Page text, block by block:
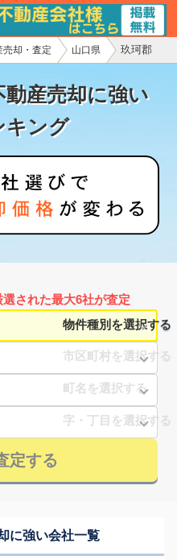
売却・査定 山口県 玖珂郡
動産売却に強い
キング
された最大6社が査定
定する
に強い会社一覧
社様